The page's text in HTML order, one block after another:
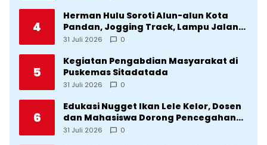
4
Herman Hulu Soroti Alun-alun Kota
Pandan, Jogging Track, Lampu Jalan
Lingkar Kota yang Tak Terurus
31 Juli 2026 0
5
Kegiatan Pengabdian Masyarakat di
Puskemas Sitadatada
31 Juli 2026 0
6
Edukasi Nugget Ikan Lele Kelor, Dosen
dan Mahasiswa Dorong Pencegahan
Stunting di Desa Silangkitang
31 Juli 2026 0